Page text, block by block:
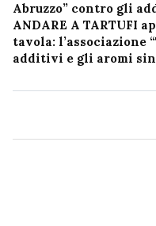
Abruzzo” contro gli
ANDARE A TARTUFI
tavola: l’associazione
additivi e gli aromi